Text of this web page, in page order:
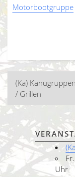
Motorbootgruppe
(Ka)
/ Grillen
Uhr